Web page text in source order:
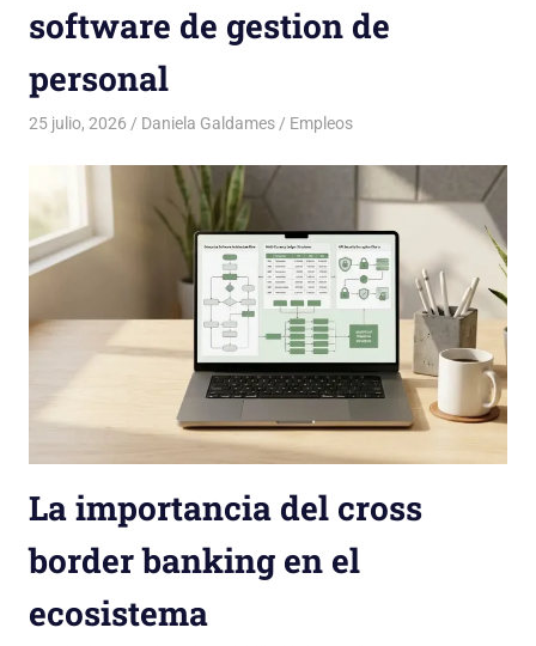
software de gestion de
personal
25 julio, 2026 Daniela Galdames Empleos
La importancia del cross
border banking en el
ecosistema